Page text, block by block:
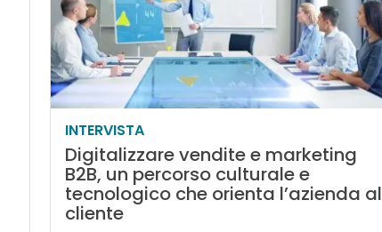
INTERVISTA
Digitalizzare vendite e marketing
B2B, un percorso culturale e
tecnologico che orienta l’azienda al
cliente